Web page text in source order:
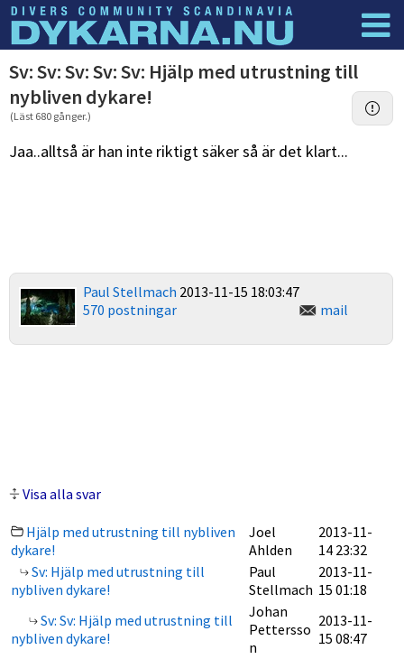
Dyknyheter Logga in
Sv: Sv: Sv: Sv: Sv: Hjälp med utrustning till
nybliven dykare!
(Läst 680 gånger.)
Jaa..alltså är han inte riktigt säker så är det klart...
Paul Stellmach 2013-11-15 18:03:47
570 postningar
mail
Visa alla svar
Hjälp med utrustning till nybliven
dykare!
Joel
Ahlden
2013-11-
14 23:32
Sv: Hjälp med utrustning till
nybliven dykare!
Paul
Stellmach
2013-11-
15 01:18
Sv: Sv: Hjälp med utrustning till
nybliven dykare!
Johan
Pettersso
n
2013-11-
15 08:47